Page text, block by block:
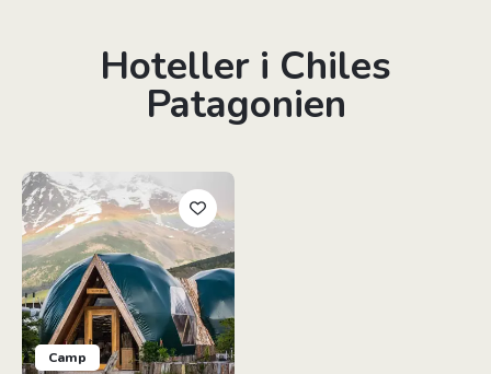
Hoteller i Chiles
Patagonien
Camp